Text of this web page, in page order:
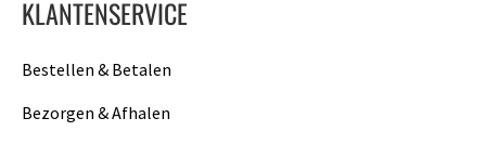
KLANTENSERVICE
Bestellen & Betalen
Bezorgen & Afhalen